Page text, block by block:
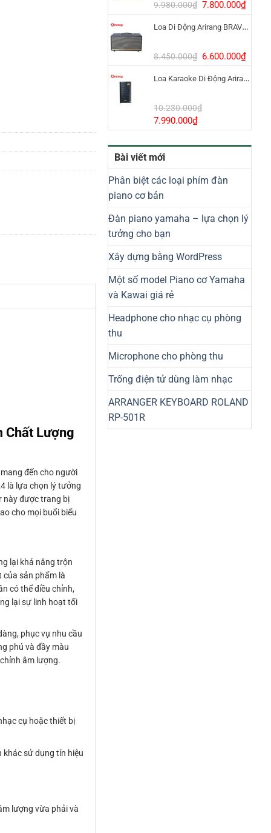
8.800.000₫.
9.980.000₫ Giá
gốc
là:
7.800.000₫Giá
hiện
tại
Loa Di Động Arirang BRAVO 8 800W Có Micro
8.450.000₫ Giá
gốc
là:
6.600.000₫Giá
hiện
tại
Loa Karaoke Di Động Arirang EDGE-X Model I
10.230.000₫
Giá
gốc
là:
10.230.000₫.
7.990.000₫Giá
hiện
tại
7.990.000₫.
Bài viết mới
Phân biệt các loại phím đàn
piano cơ bản
Đàn piano yamaha – lựa chọn lý
tưởng cho bạn
Xây dựng bằng WordPress
Một số model Piano cơ Yamaha
và Kawai giá rẻ
Headphone cho nhạc cụ phòng
thu
Microphone cho phòng thu
Trống điện tử dùng làm nhạc
ARRANGER KEYBOARD ROLAND
RP-501R
Chất Lượng
đến cho người
là lựa chọn lý tưởng
này được trang bị
cho mọi buổi biểu
lại khả năng trộn
của sản phẩm là
có thể điều chỉnh,
lại sự linh hoạt tối
phục vụ nhu cầu
phú và đầy màu
âm lượng.
cụ hoặc thiết bị
khác sử dụng tín hiệu
lượng vừa phải và